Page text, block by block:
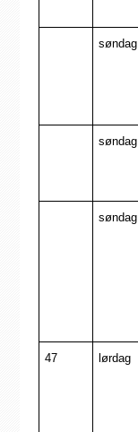
søndag
søndag
søndag
47 lørdag